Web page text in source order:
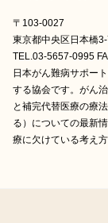
〒103-0027
東京都中央区日本橋
TEL.03-5657-0995
日本がん難病サポー
する協会です。がん
と補完代替医療の療
る）についての最新
療に欠けている考え